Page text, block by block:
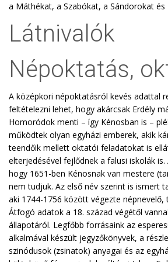
a Máthékat, a Szabókat, a Sándorokat és
Látnivalók
Népoktatás,
A középkori népoktatásról kevés adattal
feltételezni lehet, hogy akárcsak Erdély
Homoródok menti – így Kénosban is –
működtek olyan egyházi emberek, akik
teendőik mellett oktatói feladatokat is
elterjedésével fejlődnek a falusi iskolák
hogy 1651-ben Kénosnak van mestere
nem tudjuk. Az első név szerint is ismert
aki 1744-1756 között végezte népnevelő,
Átfogó adatok a 18. század végétől
állapotáról. Legfőbb forrásaink az
alkalmával készült jegyzőkönyvek, a
szinódusok (zsinatok) anyagai és az